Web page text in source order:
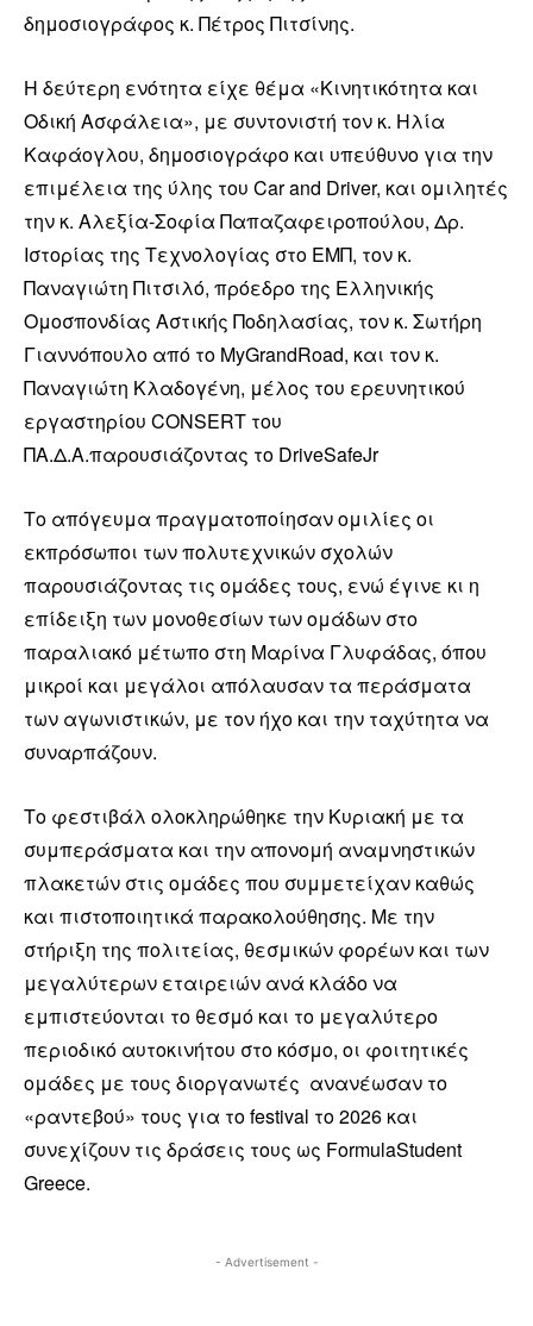
δημοσιογράφος κ. Πέτρος Πιτσίνης.
Η δεύτερη ενότητα είχε θέμα «Κινητικότητα και
Οδική Ασφάλεια», με συντονιστή τον κ. Ηλία
Καφάογλου, δημοσιογράφο και υπεύθυνο για την
επιμέλεια της ύλης του Car and Driver, και ομιλητές
την κ. Αλεξία-Σοφία Παπαζαφειροπούλου, Δρ.
Ιστορίας της Τεχνολογίας στο ΕΜΠ, τον κ.
Παναγιώτη Πιτσιλό, πρόεδρο της Ελληνικής
Ομοσπονδίας Αστικής Ποδηλασίας, τον κ. Σωτήρη
Γιαννόπουλο από το MyGrandRoad, και τον κ.
Παναγιώτη Κλαδογένη, μέλος του ερευνητικού
εργαστηρίου CONSERT του
ΠΑ.Δ.Α.παρουσιάζοντας το DriveSafeJr
Το απόγευμα πραγματοποίησαν ομιλίες οι
εκπρόσωποι των πολυτεχνικών σχολών
παρουσιάζοντας τις ομάδες τους, ενώ έγινε κι η
επίδειξη των μονοθεσίων των ομάδων στο
παραλιακό μέτωπο στη Μαρίνα Γλυφάδας, όπου
μικροί και μεγάλοι απόλαυσαν τα περάσματα
των αγωνιστικών, με τον ήχο και την ταχύτητα να
συναρπάζουν.
Το φεστιβάλ ολοκληρώθηκε την Κυριακή με τα
συμπεράσματα και την απονομή αναμνηστικών
πλακετών στις ομάδες που συμμετείχαν καθώς
και πιστοποιητικά παρακολούθησης. Με την
στήριξη της πολιτείας, θεσμικών φορέων και των
μεγαλύτερων εταιρειών ανά κλάδο να
εμπιστεύονται το θεσμό και το μεγαλύτερο
περιοδικό αυτοκινήτου στο κόσμο, οι φοιτητικές
ομάδες με τους διοργανωτές ανανέωσαν το
«ραντεβού» τους για το festival το 2026 και
συνεχίζουν τις δράσεις τους ως FormulaStudent
Greece.
- Advertisement -